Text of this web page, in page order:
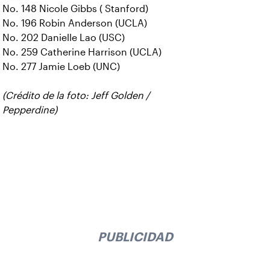
No. 148 Nicole Gibbs ( Stanford)
No. 196 Robin Anderson (UCLA)
No. 202 Danielle Lao (USC)
No. 259 Catherine Harrison (UCLA)
No. 277 Jamie Loeb (UNC)
(Crédito de la foto: Jeff Golden /
Pepperdine)
PUBLICIDAD